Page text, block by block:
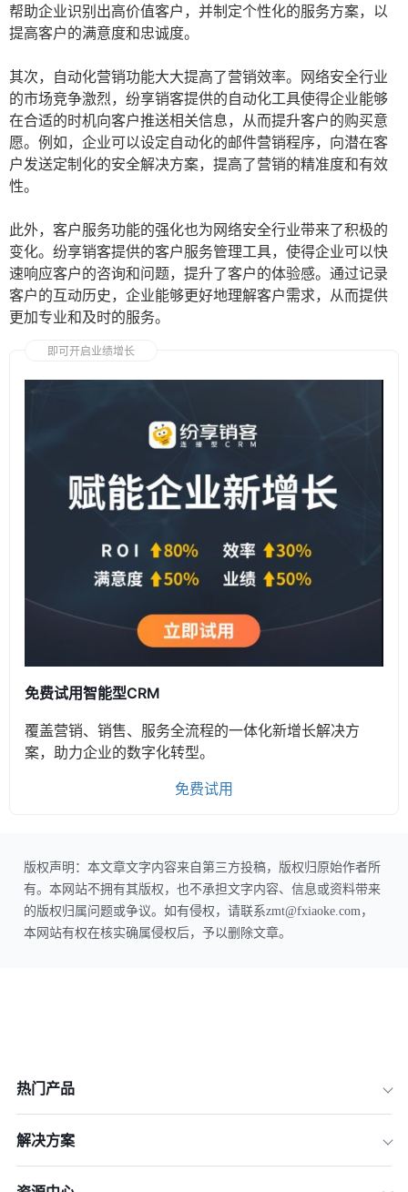
帮助企业识别出高价值客户，并制定个性化的服务方案，以
提高客户的满意度和忠诚度。
其次，自动化营销功能大大提高了营销效率。网络安全行业
的市场竞争激烈，纷享销客提供的自动化工具使得企业能够
在合适的时机向客户推送相关信息，从而提升客户的购买意
愿。例如，企业可以设定自动化的邮件营销程序，向潜在客
户发送定制化的安全解决方案，提高了营销的精准度和有效
性。
此外，客户服务功能的强化也为网络安全行业带来了积极的
变化。纷享销客提供的客户服务管理工具，使得企业可以快
速响应客户的咨询和问题，提升了客户的体验感。通过记录
客户的互动历史，企业能够更好地理解客户需求，从而提供
更加专业和及时的服务。
即可开启业绩增长
免费试用智能型CRM
覆盖营销、销售、服务全流程的一体化新增长解决方
案，助力企业的数字化转型。
免费试用
版权声明：本文章文字内容来自第三方投稿，版权归原始作者所
有。本网站不拥有其版权，也不承担文字内容、信息或资料带来
的版权归属问题或争议。如有侵权，请联系zmt@fxiaoke.com，
本网站有权在核实确属侵权后，予以删除文章。
热门产品
解决方案